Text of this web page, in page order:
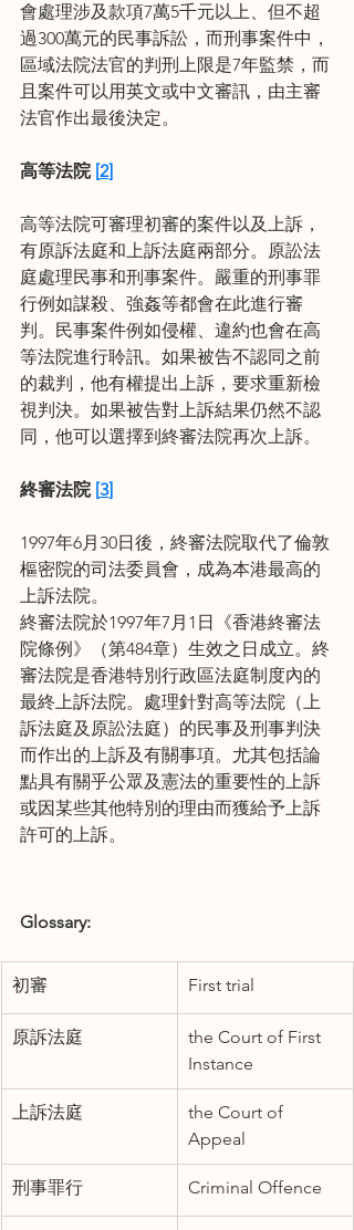
會處理涉及款項7萬5千元以上、但不超
過300萬元的民事訴訟，而刑事案件中，
區域法院法官的判刑上限是7年監禁，而
且案件可以用英文或中文審訊，由主審
法官作出最後決定。
高等法院 [2]
高等法院可審理初審的案件以及上訴，
有原訴法庭和上訴法庭兩部分。原訟法
庭處理民事和刑事案件。嚴重的刑事罪
行例如謀殺、強姦等都會在此進行審
判。民事案件例如侵權、違約也會在高
等法院進行聆訊。如果被告不認同之前
的裁判，他有權提出上訴，要求重新檢
視判決。如果被告對上訴結果仍然不認
同，他可以選擇到終審法院再次上訴。
終審法院 [3]
1997年6月30日後，終審法院取代了倫敦
樞密院的司法委員會，成為本港最高的
上訴法院。
終審法院於1997年7月1日《香港終審法
院條例》（第484章）生效之日成立。終
審法院是香港特別行政區法庭制度內的
最終上訴法院。處理針對高等法院（上
訴法庭及原訟法庭）的民事及刑事判決
而作出的上訴及有關事項。尤其包括論
點具有關乎公眾及憲法的重要性的上訴
或因某些其他特別的理由而獲給予上訴
許可的上訴。
Glossary:
初審 First trial
原訴法庭
the Court of First
Instance
上訴法庭
the Court of
Appeal
刑事罪行 Criminal Offence